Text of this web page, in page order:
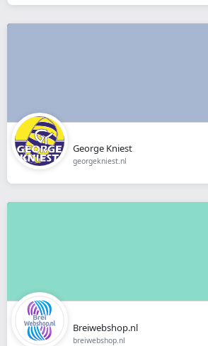
George Kniest
georgekniest.nl
Breiwebshop.nl
breiwebshop.nl